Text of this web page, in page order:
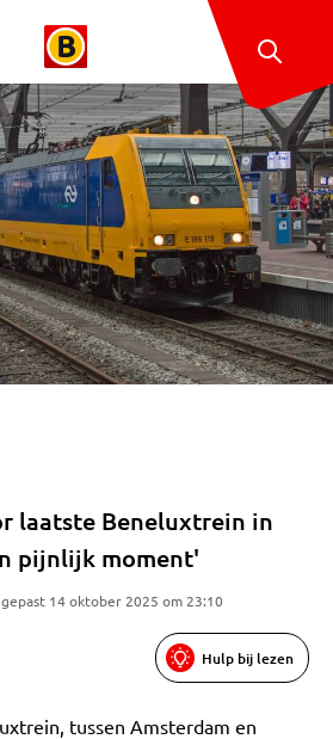
laatste Beneluxtrein in
pijnlijk moment'
14 oktober 2025 om 23:10
Hulp bij lezen
tussen Amsterdam en